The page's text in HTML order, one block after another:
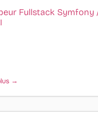
Fullstack Symfony